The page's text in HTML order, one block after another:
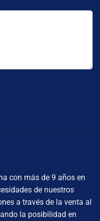
con más de 9 años en
de nuestros
a través de la venta al
la posibilidad en